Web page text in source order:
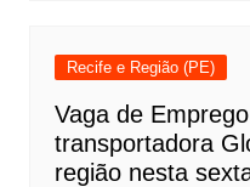
Recife e Região (PE)
Vaga de
transportadora
região nesta